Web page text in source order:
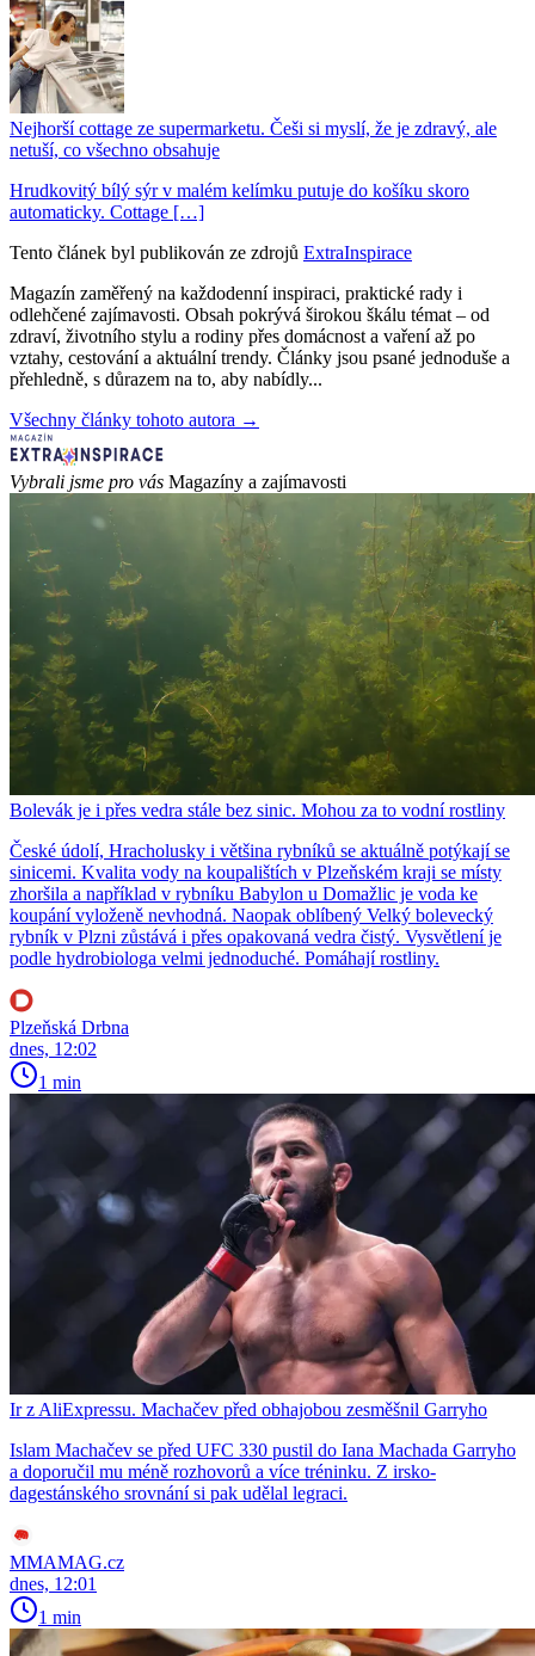
Nejhorší cottage ze supermarketu. Češi si myslí, že je zdravý, ale
netuší, co všechno obsahuje
Hrudkovitý bílý sýr v malém kelímku putuje do košíku skoro
automaticky. Cottage […]
Tento článek byl publikován ze zdrojů ExtraInspirace
Magazín zaměřený na každodenní inspiraci, praktické rady i
odlehčené zajímavosti. Obsah pokrývá širokou škálu témat – od
zdraví, životního stylu a rodiny přes domácnost a vaření až po
vztahy, cestování a aktuální trendy. Články jsou psané jednoduše a
přehledně, s důrazem na to, aby nabídly...
Všechny články tohoto autora →
Vybrali jsme pro vás Magazíny a zajímavosti
Bolevák je i přes vedra stále bez sinic. Mohou za to vodní rostliny
České údolí, Hracholusky i většina rybníků se aktuálně potýkají se
sinicemi. Kvalita vody na koupalištích v Plzeňském kraji se místy
zhoršila a například v rybníku Babylon u Domažlic je voda ke
koupání vyloženě nevhodná. Naopak oblíbený Velký bolevecký
rybník v Plzni zůstává i přes opakovaná vedra čistý. Vysvětlení je
podle hydrobiologa velmi jednoduché. Pomáhají rostliny.
Plzeňská Drbna
dnes, 12:02
1 min
Ir z AliExpressu. Machačev před obhajobou zesměšnil Garryho
Islam Machačev se před UFC 330 pustil do Iana Machada Garryho
a doporučil mu méně rozhovorů a více tréninku. Z irsko-
dagestánského srovnání si pak udělal legraci.
MMAMAG.cz
dnes, 12:01
1 min